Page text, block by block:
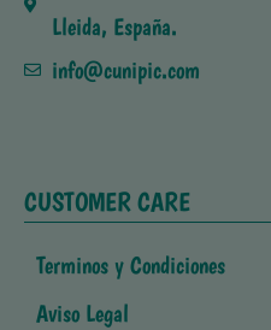
Lleida, España.
info@cunipic.com
CUSTOMER CARE
Terminos y Condiciones
Aviso Legal